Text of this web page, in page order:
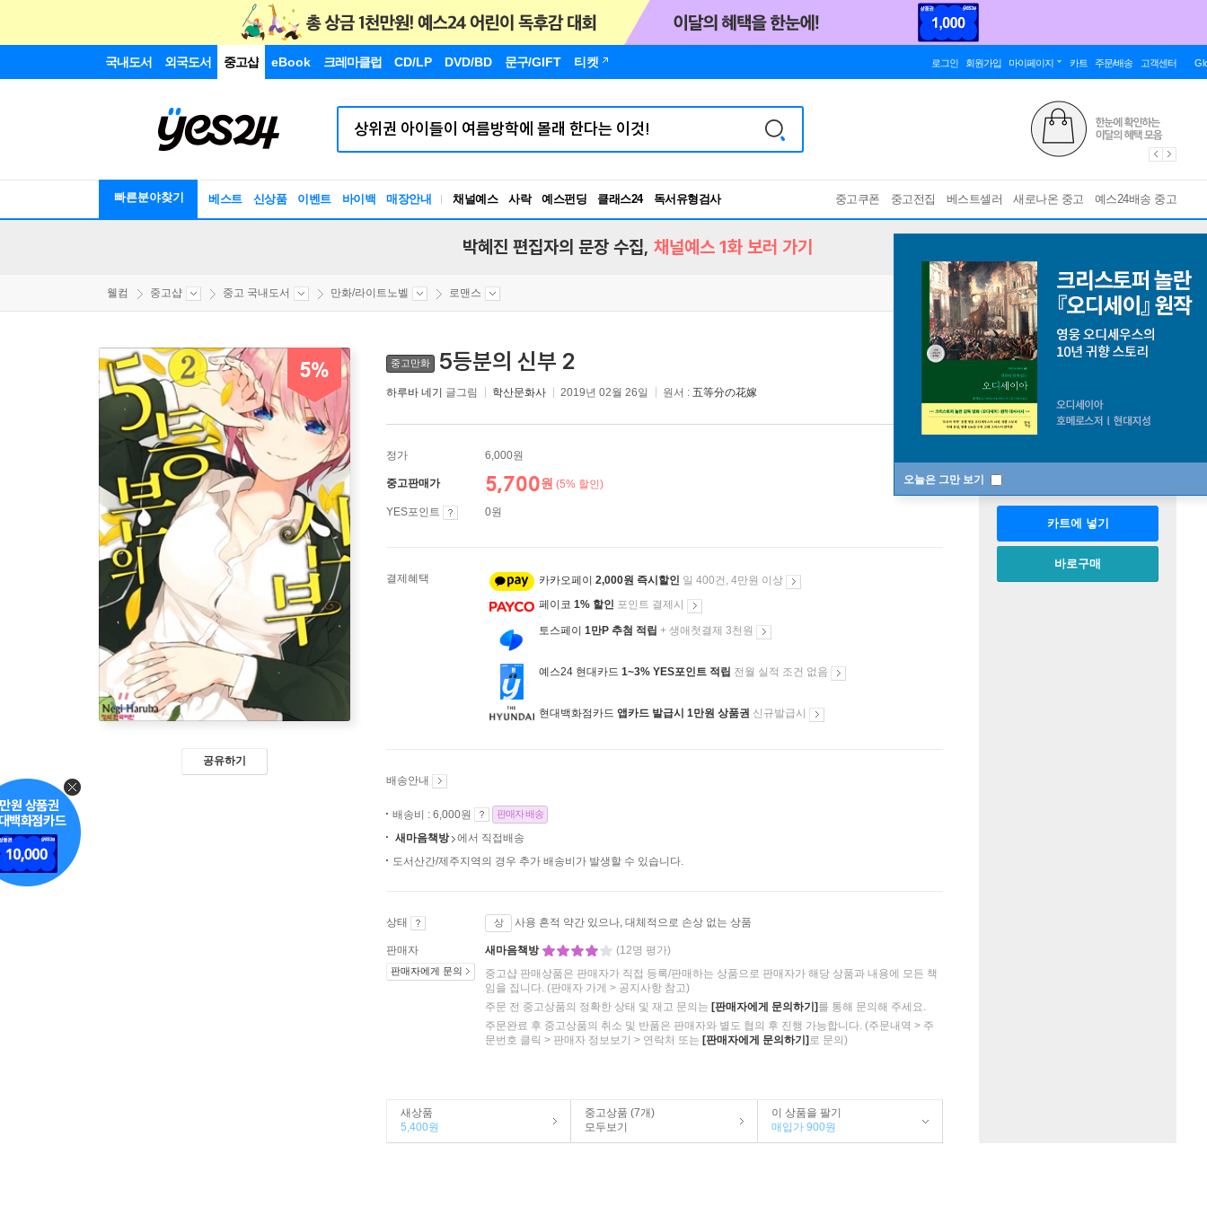
국내도서 외국도서 중고샵 eBook 크레마클럽 CD/LP DVD/BD 문구/GIFT 티켓 로그인 회원가입 마이페이지 카트 주문/배송 고객센터
빠른분야찾기 베스트 신상품 이벤트 바이백 매장안내 채널예스 사락 예스펀딩 클래스24
독서유형검사
RBTI Lab
중고쿠폰 중고전집 베스트셀러 새로나온 중고 예스24배송 중고
오늘은 그만 보기
박혜진 편집자의 문장 수집, 채널예스 1화 보러 가기
웰컴 중고샵 중고 국내도서 만화/라이트노벨 로맨스
5%
공유하기
중고만화 5등분의 신부 2
하루바 네기 글그림 학산문화사 2019년 02월 26일 원서 : 五等分の花嫁
정가 6,000원
중고판매가 5,700원 (5% 할인)
YES포인트 0원
결제혜택 카카오페이 2,000원 즉시할인 일 400건, 4만원 이상
페이코 1% 할인 포인트 결제시
토스페이 1만P 추첨 적립 + 생애첫결제 3천원
예스24 현대카드 1~3% YES포인트 적립 전월 실적 조건 없음
현대백화점카드 앱카드 발급시 1만원 상품권 신규발급시
배송안내
배송비 : 6,000원 판매자 배송
새마음책방
에서 직접배송
도서산간/제주지역의 경우 추가 배송비가 발생할 수 있습니다.
상태 상 사용 흔적 약간 있으나, 대체적으로 손상 없는 상품
판매자
판매자에게 문의
새마음책방
(12명 평가)
중고샵 판매상품은 판매자가 직접 등록/판매하는 상품으로 판매자가 해당 상품과 내용에 모든 책
임을 집니다. (판매자 가게 > 공지사항 참고)
주문 전 중고상품의 정확한 상태 및 재고 문의는 [판매자에게 문의하기] 를 통해 문의해 주세요.
주문완료 후 중고상품의 취소 및 반품은 판매자와 별도 협의 후 진행 가능합니다. (주문내역 > 주
문번호 클릭 > 판매자 정보보기 > 연락처 또는 [판매자에게 문의하기] 로 문의)
새상품
5,400원
중고상품 (7개)
모두보기
이 상품을 팔기
매입가 900원
수량
카트에 넣기
바로구매